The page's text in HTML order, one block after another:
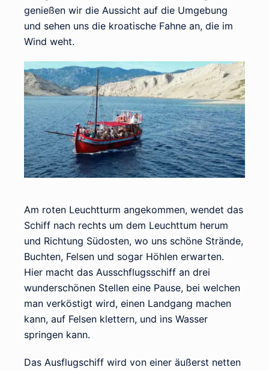
genießen wir die Aussicht auf die Umgebung
und sehen uns die kroatische Fahne an, die im
Wind weht.
Am roten Leuchtturm angekommen, wendet das
Schiff nach rechts um dem Leuchttum herum
und Richtung Südosten, wo uns schöne Strände,
Buchten, Felsen und sogar Höhlen erwarten.
Hier macht das Ausschflugsschiff an drei
wunderschönen Stellen eine Pause, bei welchen
man verköstigt wird, einen Landgang machen
kann, auf Felsen klettern, und ins Wasser
springen kann.
Das Ausflugschiff wird von einer äußerst netten